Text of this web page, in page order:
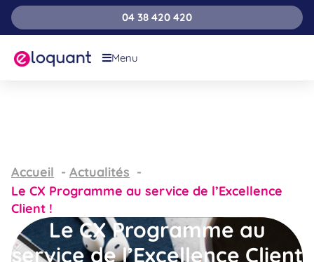
04 38 420 420
Menu
Accueil
Actualités
Le CX Programme au service de l’Excellence
Client !
Le CX Programme au
service de l’Excellence Client